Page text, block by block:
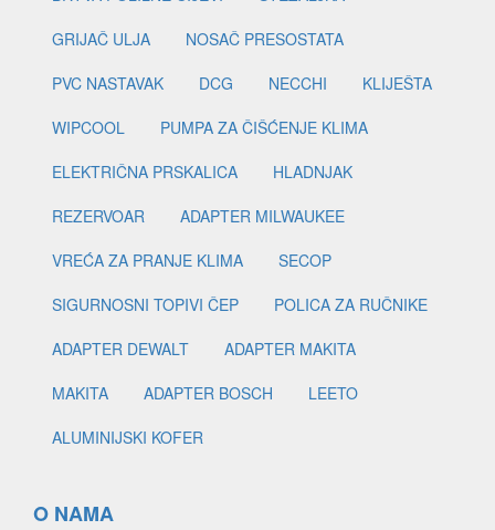
GRIJAČ ULJA
NOSAČ PRESOSTATA
PVC NASTAVAK
DCG NECCHI
KLIJEŠTA
WIPCOOL
PUMPA ZA ČIŠĆENJE KLIMA
ELEKTRIČNA PRSKALICA
HLADNJAK
REZERVOAR
ADAPTER MILWAUKEE
VREĆA ZA PRANJE KLIMA
SECOP
SIGURNOSNI TOPIVI ČEP
POLICA ZA RUČNIKE
ADAPTER DEWALT
ADAPTER MAKITA
MAKITA
ADAPTER BOSCH
LEETO
ALUMINIJSKI KOFER
O NAMA